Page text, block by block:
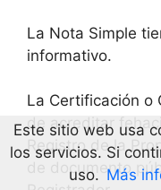
La Nota Simple
informativo.
La Certificación o
de acreditar
Registro de la
de documento
Este sitio web usa
los servicios. Si
uso. Más